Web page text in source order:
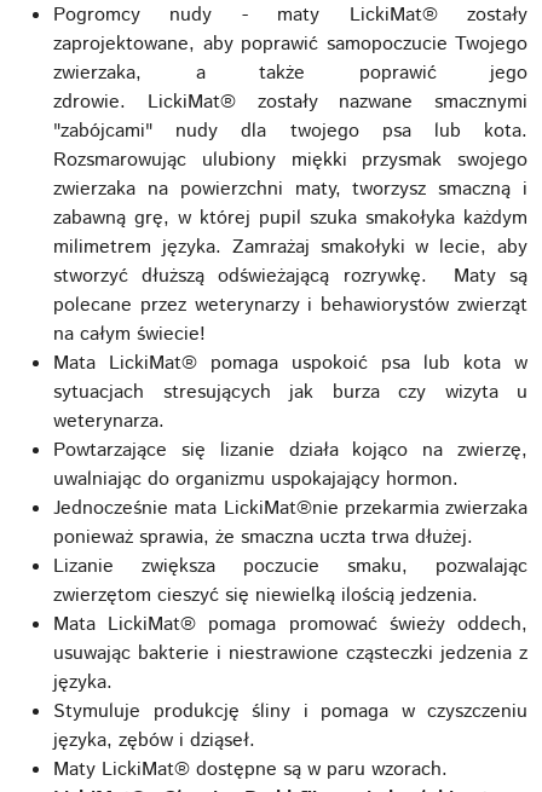
Pogromcy nudy - maty LickiMat® zostały
zaprojektowane, aby poprawić samopoczucie Twojego
zwierzaka, a także poprawić jego
zdrowie. LickiMat® zostały nazwane smacznymi
"zabójcami" nudy dla twojego psa lub kota.
Rozsmarowując ulubiony miękki przysmak swojego
zwierzaka na powierzchni maty, tworzysz smaczną i
zabawną grę, w której pupil szuka smakołyka każdym
milimetrem języka. Zamrażaj smakołyki w lecie, aby
stworzyć dłuższą odświeżającą rozrywkę. Maty są
polecane przez weterynarzy i behawiorystów zwierząt
na całym świecie!
Mata LickiMat® pomaga uspokoić psa lub kota w
sytuacjach stresujących jak burza czy wizyta u
weterynarza.
Powtarzające się lizanie działa kojąco na zwierzę,
uwalniając do organizmu uspokajający hormon.
Jednocześnie mata LickiMat®nie przekarmia zwierzaka
ponieważ sprawia, że ​smaczna uczta trwa dłużej.
Lizanie zwiększa poczucie smaku, pozwalając
zwierzętom cieszyć się niewielką ilością jedzenia.
Mata LickiMat® pomaga promować świeży oddech,
usuwając bakterie i niestrawione cząsteczki jedzenia z
języka.
Stymuluje produkcję śliny i pomaga w czyszczeniu
języka, zębów i dziąseł.
Maty LickiMat® dostępne są w paru wzorach.